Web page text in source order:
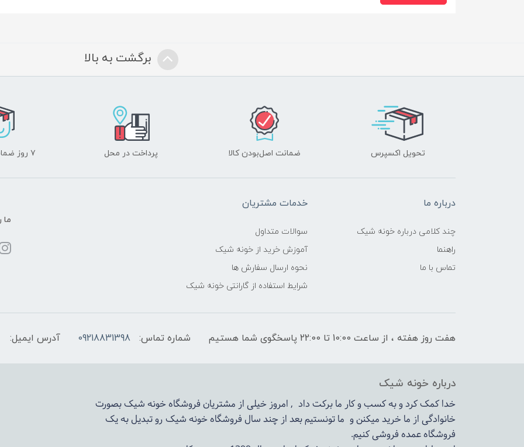
برگشت به بالا
تحویل اکسپرس ضمانت اصل‌بودن کالا پرداخت در محل ۷ روز ضمانت بازگشت
درباره ما
چند کلامی درباره خونه شیک
راهنما
تماس با ما
خدمات مشتریان
سوالات متداول
آموزش خرید از خونه شیک
نحوه ارسال سفارش ها
شرایط استفاده از گارانتی خونه شیک
ما
هفت روز هفته ، از ساعت 10:00 تا 22:00 پاسخگوی شما هستیم شماره تماس: 09218831398 آدرس ایمیل:
درباره خونه شیک
خدا کمک کرد و به کسب و کار ما برکت داد , امروز خیلی از مشتریان فروشگاه خونه شیک بصورت
خانوادگی از ما خرید میکنن و ما تونستیم بعد از چند سال فروشگاهخونه شیکرو تبدیل به یک
فروشگاه عمده فروشی کنیم.